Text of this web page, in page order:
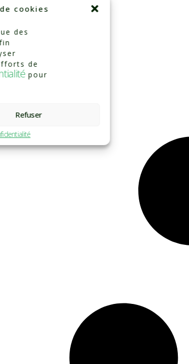
cookies
des
de
pour
Refuser